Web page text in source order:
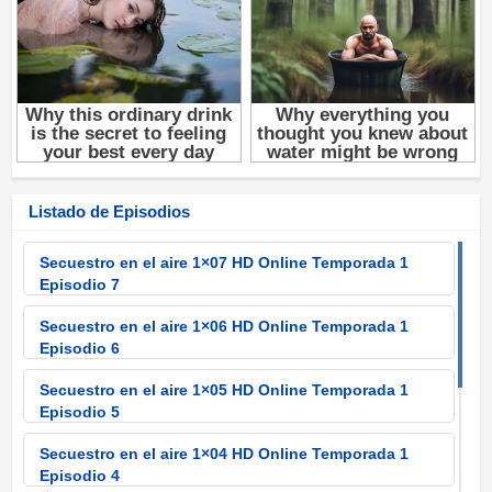
Listado de Episodios
Secuestro en el aire 1×07 HD Online Temporada 1
Episodio 7
Secuestro en el aire 1×06 HD Online Temporada 1
Episodio 6
Secuestro en el aire 1×05 HD Online Temporada 1
Episodio 5
Secuestro en el aire 1×04 HD Online Temporada 1
Episodio 4